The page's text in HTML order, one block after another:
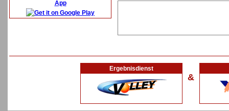
App
Ergebnisdienst
&